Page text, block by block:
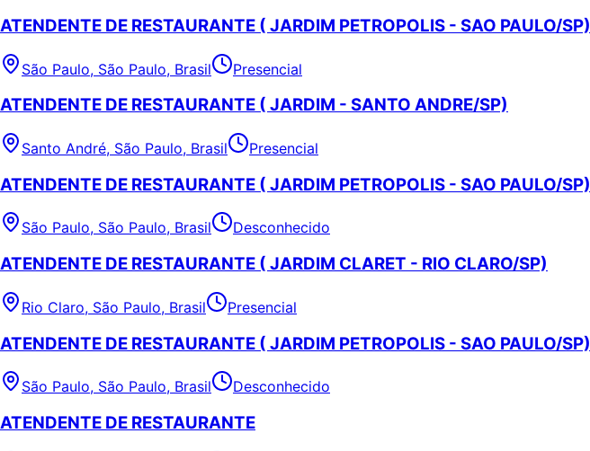
ATENDENTE DE RESTAURANTE ( JARDIM PETROPOLIS - SAO PAULO/SP)
São Paulo, São Paulo, Brasil Presencial
ATENDENTE DE RESTAURANTE ( JARDIM - SANTO ANDRE/SP)
Santo André, São Paulo, Brasil Presencial
ATENDENTE DE RESTAURANTE ( JARDIM PETROPOLIS - SAO PAULO/SP)
São Paulo, São Paulo, Brasil Desconhecido
ATENDENTE DE RESTAURANTE ( JARDIM CLARET - RIO CLARO/SP)
Rio Claro, São Paulo, Brasil Presencial
ATENDENTE DE RESTAURANTE ( JARDIM PETROPOLIS - SAO PAULO/SP)
São Paulo, São Paulo, Brasil Desconhecido
ATENDENTE DE RESTAURANTE